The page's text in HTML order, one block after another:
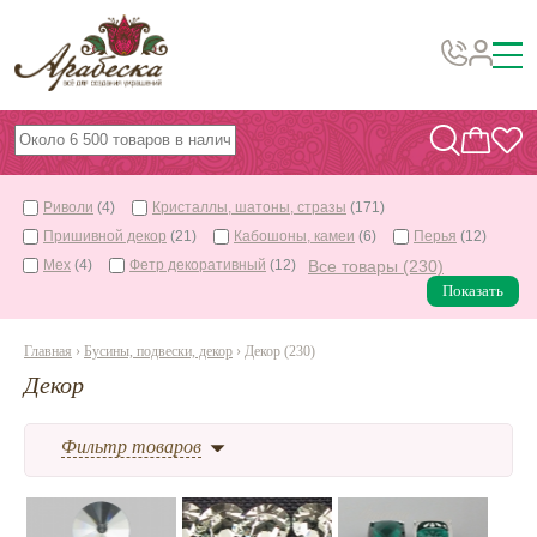
Бусины, подвески, декор
Бисер
Вышивка украшений
Фурнитура
Инструменты и материалы
Эпоксидная смола
Шнуры, ленты, нитки
По темам и сезонам
Риволи (4) Кристаллы, шатоны, стразы (171)
Пришивной декор (21) Кабошоны, камеи (6) Перья (12)
Мех (4) Фетр декоративный (12) Все товары (230)
Показать
Главная › Бусины, подвески, декор › Декор (230)
Декор
Фильтр товаров